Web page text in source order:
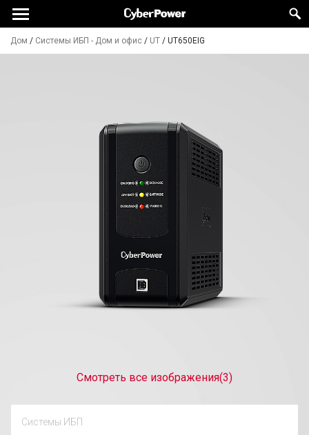
Дом / Системы ИБП - Дом и офис / UT / UT650EIG
Смотреть все изображения(3)
Системы ИБП